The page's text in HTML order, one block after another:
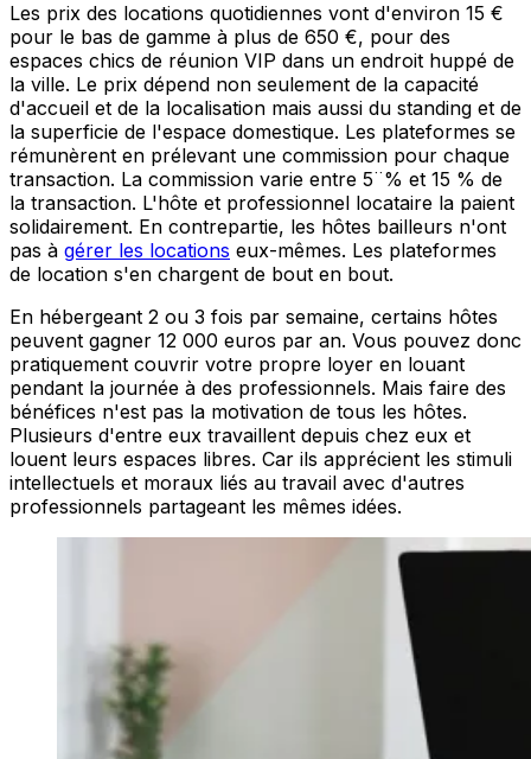
Les prix des locations quotidiennes vont d'environ 15 €
pour le bas de gamme à plus de 650 €, pour des
espaces chics de réunion VIP dans un endroit huppé de
la ville. Le prix dépend non seulement de la capacité
d'accueil et de la localisation mais aussi du standing et de
la superficie de l'espace domestique. Les plateformes se
rémunèrent en prélevant une commission pour chaque
transaction. La commission varie entre 5¨% et 15 % de
la transaction. L'hôte et professionnel locataire la paient
solidairement. En contrepartie, les hôtes bailleurs n'ont
pas à gérer les locations eux-mêmes. Les plateformes
de location s'en chargent de bout en bout.
En hébergeant 2 ou 3 fois par semaine, certains hôtes
peuvent gagner 12 000 euros par an. Vous pouvez donc
pratiquement couvrir votre propre loyer en louant
pendant la journée à des professionnels. Mais faire des
bénéfices n'est pas la motivation de tous les hôtes.
Plusieurs d'entre eux travaillent depuis chez eux et
louent leurs espaces libres. Car ils apprécient les stimuli
intellectuels et moraux liés au travail avec d'autres
professionnels partageant les mêmes idées.